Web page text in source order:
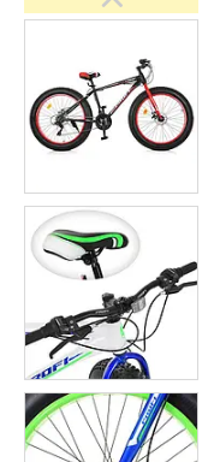
Документи
Контакти